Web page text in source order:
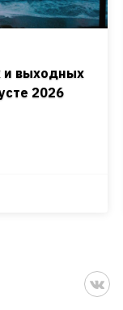
и выходных
2026